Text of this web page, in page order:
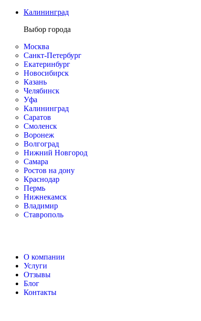
Калининград
Выбор города
Москва
Санкт-Петербург
Екатеринбург
Новосибирск
Казань
Челябинск
Уфа
Калининград
Саратов
Смоленск
Воронеж
Волгоград
Нижний Новгород
Самара
Ростов на дону
Краснодар
Пермь
Нижнекамск
Владимир
Ставрополь
О компании
Услуги
Отзывы
Блог
Контакты